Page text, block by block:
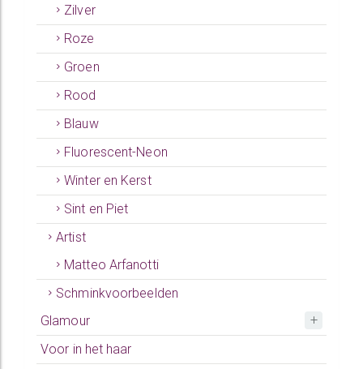
Zilver
Roze
Groen
Rood
Blauw
Fluorescent-Neon
Winter en Kerst
Sint en Piet
Artist
Matteo Arfanotti
Schminkvoorbeelden
Glamour
Voor in het haar